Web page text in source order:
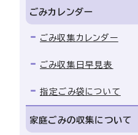
ごみカレンダー
ごみ収集カレンダー
ごみ収集日早見表
指定ごみ袋について
家庭ごみの収集について